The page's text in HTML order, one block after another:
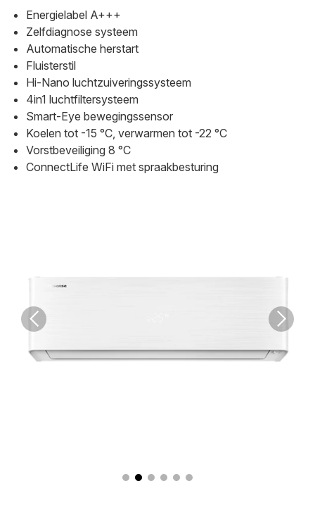
Energielabel A+++
Zelfdiagnose systeem
Automatische herstart
Fluisterstil
Hi-Nano luchtzuiveringssysteem
4in1 luchtfiltersysteem
Smart-Eye bewegingssensor
Koelen tot -15 °C, verwarmen tot -22 °C
Vorstbeveiliging 8 °C
ConnectLife WiFi met spraakbesturing